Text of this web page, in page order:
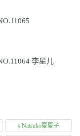
李星儿
Natsuko夏夏子